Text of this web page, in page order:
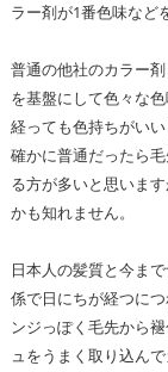
ラー剤が1番色味など
普通の他社のカラー
を基盤にして色々な
経っても色持ちがいい
確かに普通だったら
る方が多いと思いま
かも知れません。
日本人の髪質と今ま
係で日にちが経つに
ンジっぽく毛先から
ュをうまく取り込ん